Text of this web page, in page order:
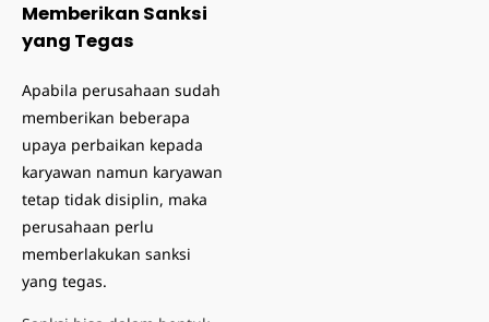
Memberikan Sanksi
yang Tegas
Apabila perusahaan sudah
memberikan beberapa
upaya perbaikan kepada
karyawan namun karyawan
tetap tidak disiplin, maka
perusahaan perlu
memberlakukan sanksi
yang tegas.